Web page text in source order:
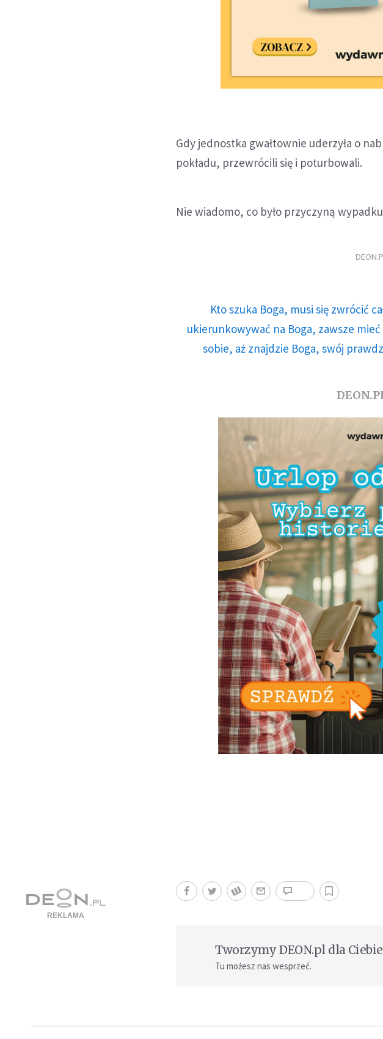
Gdy jednostka gwałtownie uderzyła o
pokładu, przewrócili się i poturbowali.
Nie wiadomo, co było przyczyną
Kto szuka Boga, musi się zwrócić
ukierunkowywać na Boga, zawsze
sobie, aż znajdzie Boga, swój
Tworzymy DEON.pl dla Ciebie
Tu możesz nas wesprzeć.